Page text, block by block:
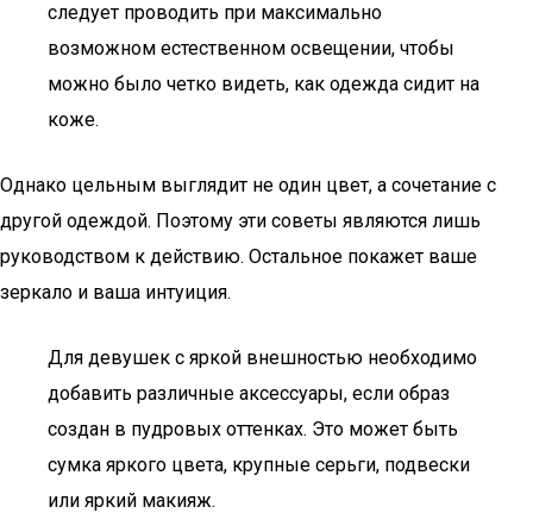
следует проводить при максимально
возможном естественном освещении, чтобы
можно было четко видеть, как одежда сидит на
коже.
Однако цельным выглядит не один цвет, а сочетание с
другой одеждой. Поэтому эти советы являются лишь
руководством к действию. Остальное покажет ваше
зеркало и ваша интуиция.
Для девушек с яркой внешностью необходимо
добавить различные аксессуары, если образ
создан в пудровых оттенках. Это может быть
сумка яркого цвета, крупные серьги, подвески
или яркий макияж.